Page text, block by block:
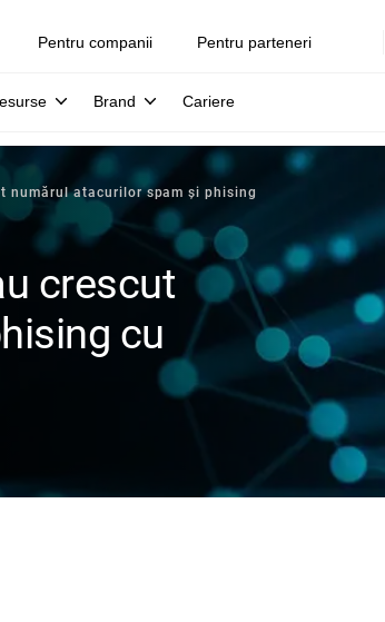
Pentru companii Pentru parteneri
Brand Cariere
numărul atacurilor spam şi phising
crescut
cu